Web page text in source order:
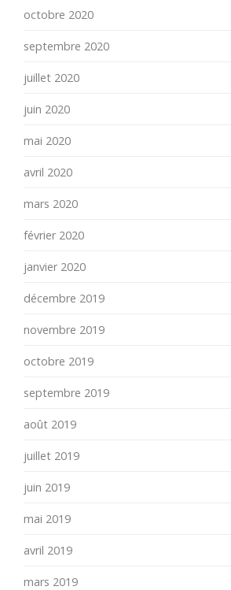
octobre 2020
septembre 2020
juillet 2020
juin 2020
mai 2020
avril 2020
mars 2020
février 2020
janvier 2020
décembre 2019
novembre 2019
octobre 2019
septembre 2019
août 2019
juillet 2019
juin 2019
mai 2019
avril 2019
mars 2019